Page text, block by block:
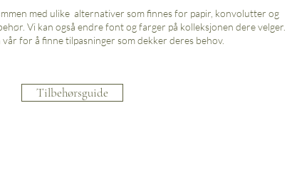
med ulike alternativer som finnes for papir, konvolutter og
Vi kan også endre font og farger på kolleksjonen dere velger.
for å finne tilpasninger som dekker deres behov.
Tilbehørsguide